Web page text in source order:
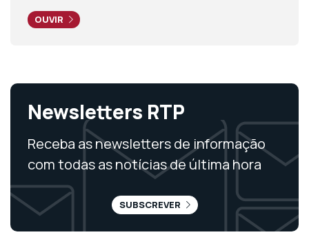
OUVIR
Newsletters RTP
Receba as newsletters de informação
com todas as notícias de última hora
SUBSCREVER